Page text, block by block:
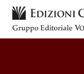
Salta
contenuto